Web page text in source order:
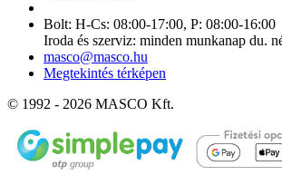
Bolt: H-Cs: 08:00-17:00, P: 08:00-16:00
Iroda és szerviz: minden munkanap du.
masco@masco.hu
Megtekintés térképen
© 1992 - 2026 MASCO Kft.